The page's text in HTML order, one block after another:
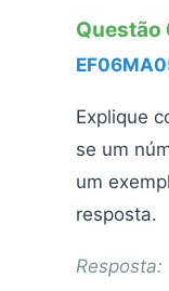
Questão
Explique
se um
um
resposta.
Resposta: